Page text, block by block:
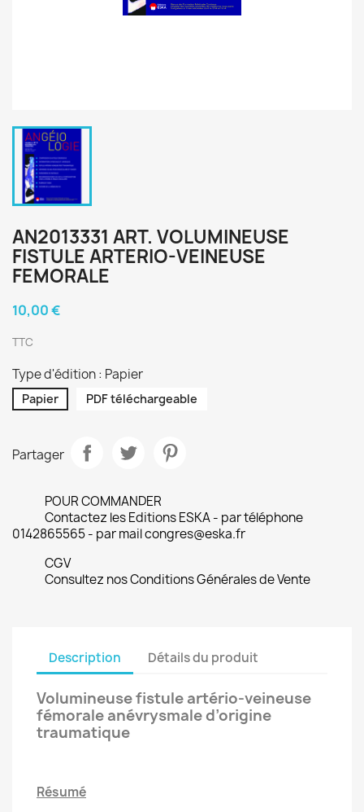
AN2013331 ART. VOLUMINEUSE
FISTULE ARTERIO-VEINEUSE
FEMORALE
10,00 €
TTC
Type d'édition : Papier
Papier PDF téléchargeable
Partager
POUR COMMANDER
Contactez les Editions ESKA - par téléphone
0142865565 - par mail congres@eska.fr
CGV
Consultez nos Conditions Générales de Vente
Description Détails du produit
Volumineuse fistule artério-veineuse
fémorale anévrysmale d’origine
traumatique
Résumé